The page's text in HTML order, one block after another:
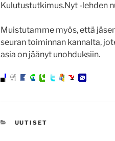
Kulutustutkimus.Nyt -lehden
Muistutamme myös, että
seuran toiminnan kannalta,
asia on jäänyt unohduksiin.
KATEGORIAT
UUTISET